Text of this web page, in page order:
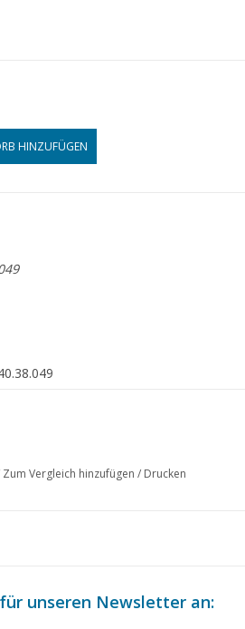
HINZUFÜGEN
0
Zum Vergleich hinzufügen / Drucken
unseren Newsletter an: